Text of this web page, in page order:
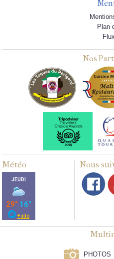
Plan
Nos
Météo Nous
PHOTOS